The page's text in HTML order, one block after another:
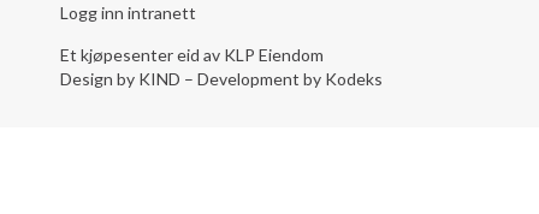
Logg inn intranett
Et kjøpesenter eid av KLP Eiendom
Design by KIND – Development by Kodeks